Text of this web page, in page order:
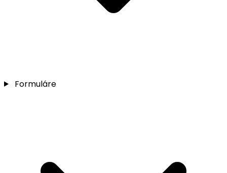
Formuláre